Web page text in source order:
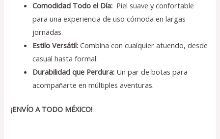
Comodidad Todo el Día: Piel suave y confortable
para una experiencia de uso cómoda en largas
jornadas.
Estilo Versátil: Combina con cualquier atuendo, desde
casual hasta formal.
Durabilidad que Perdura: Un par de botas para
acompañarte en múltiples aventuras.
¡ENVÍO A TODO MÉXICO!